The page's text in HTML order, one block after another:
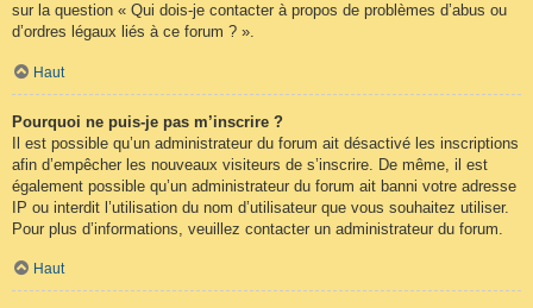
sur la question « Qui dois-je contacter à propos de problèmes d’abus ou
d’ordres légaux liés à ce forum ? ».
Haut
Pourquoi ne puis-je pas m’inscrire ?
Il est possible qu’un administrateur du forum ait désactivé les inscriptions
afin d’empêcher les nouveaux visiteurs de s’inscrire. De même, il est
également possible qu’un administrateur du forum ait banni votre adresse
IP ou interdit l’utilisation du nom d’utilisateur que vous souhaitez utiliser.
Pour plus d’informations, veuillez contacter un administrateur du forum.
Haut